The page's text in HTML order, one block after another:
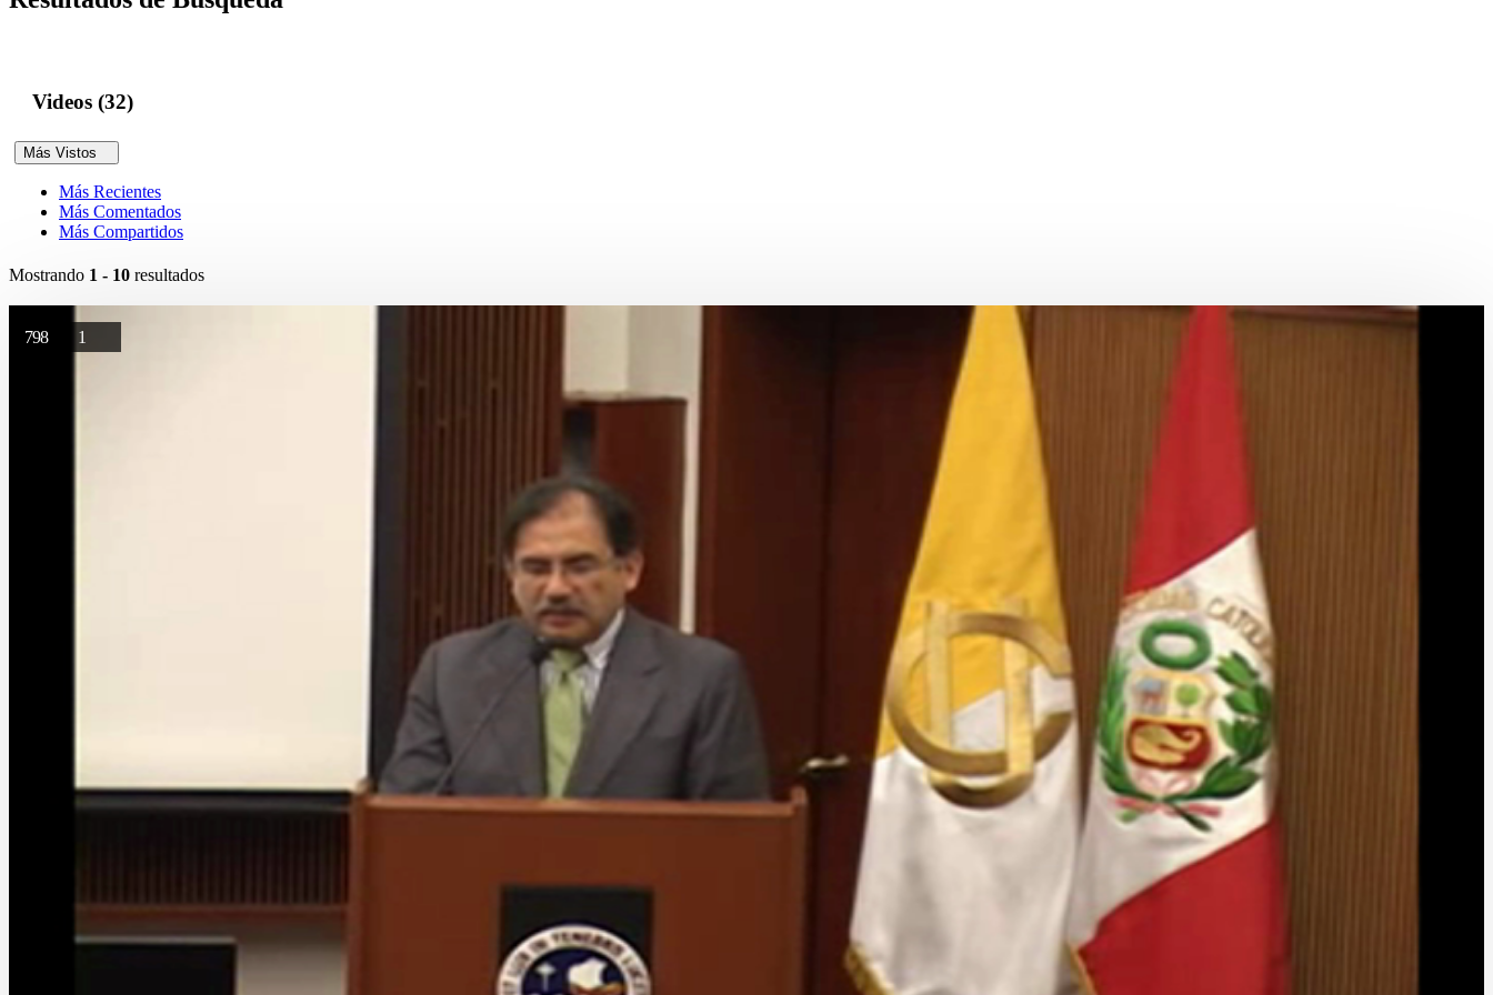
Videos (32)
Más Vistos
Más Recientes
Más Comentados
Más Compartidos
Mostrando 1 - 10 resultados
798 1